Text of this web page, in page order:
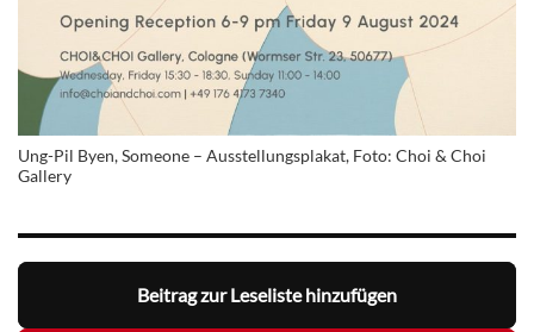
Ung-Pil Byen, Someone – Ausstellungsplakat, Foto: Choi & Choi
Gallery
Beitrag zur Leseliste hinzufügen